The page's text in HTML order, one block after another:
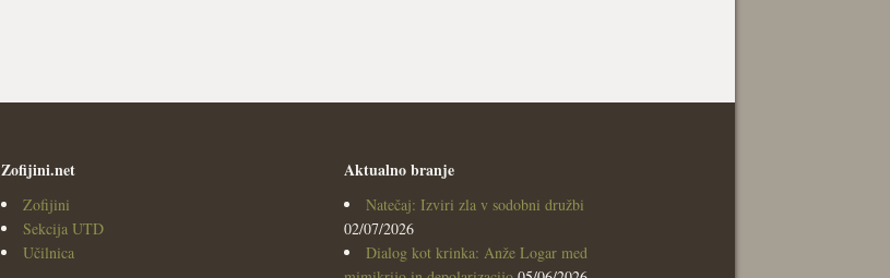
Zofijini.net
Zofijini
Sekcija UTD
Učilnica
Aktualno branje
Natečaj: Izviri zla v sodobni družbi
02/07/2026
Dialog kot krinka: Anže Logar med